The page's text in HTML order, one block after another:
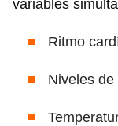
variables
Ritmo
Niveles